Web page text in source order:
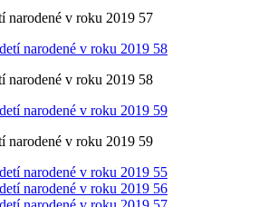
narodené v roku 2019 57
narodené v roku 2019 58
narodené v roku 2019 59